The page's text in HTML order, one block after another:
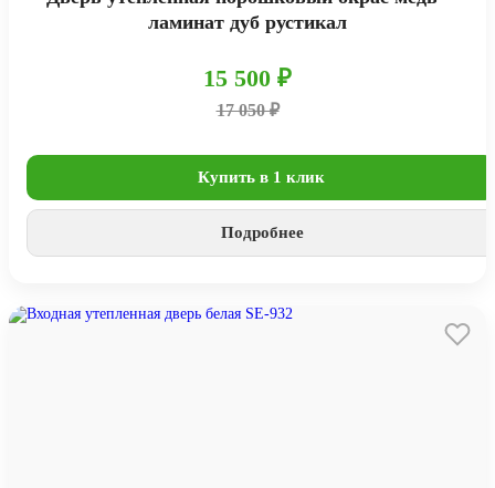
ламинат дуб рустикал
15 500 ₽
17 050 ₽
Купить в 1 клик
Подробнее